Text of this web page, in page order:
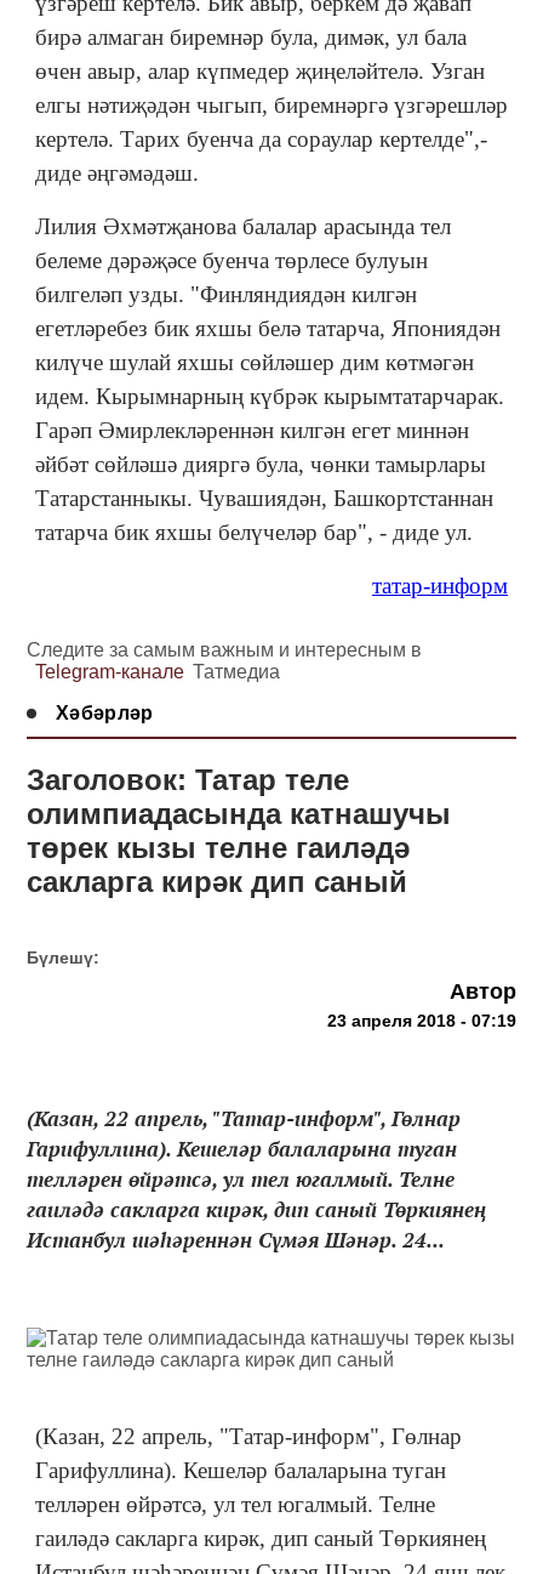
бирә алмаган биремнәр була, димәк, ул бала
өчен авыр, алар күпмедер җиңеләйтелә. Узган
елгы нәтиҗәдән чыгып, биремнәргә үзгәрешләр
кертелә. Тарих буенча да сораулар кертелде",-
диде әңгәмәдәш.
Лилия Әхмәтҗанова балалар арасында тел
белеме дәрәҗәсе буенча төрлесе булуын
билгеләп узды. "Финляндиядән килгән
егетләребез бик яхшы белә татарча, Япониядән
килүче шулай яхшы сөйләшер дим көтмәгән
идем. Кырымнарның күбрәк кырымтатарчарак.
Гарәп Әмирлекләреннән килгән егет миннән
әйбәт сөйләшә дияргә була, чөнки тамырлары
Татарстанныкы. Чувашиядән, Башкортстаннан
татарча бик яхшы белүчеләр бар", - диде ул.
татар-информ
Следите за самым важным и интересным в
Telegram-канале Татмедиа
Хәбәрләр
Заголовок: Татар теле
олимпиадасында катнашучы
төрек кызы телне гаиләдә
сакларга кирәк дип саный
Бүлешү:
Автор
23 апреля 2018 - 07:19
(Казан, 22 апрель, "Татар-информ", Гөлнар
Гарифуллина). Кешеләр балаларына туган
телләрен өйрәтсә, ул тел югалмый. Телне
гаиләдә сакларга кирәк, дип саный Төркиянең
Истанбул шәһәреннән Сүмәя Шәнәр. 24...
(Казан, 22 апрель, "Татар-информ", Гөлнар
Гарифуллина). Кешеләр балаларына туган
телләрен өйрәтсә, ул тел югалмый. Телне
гаиләдә сакларга кирәк, дип саный Төркиянең